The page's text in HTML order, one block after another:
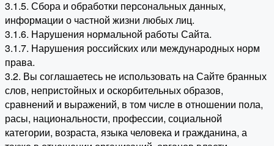
3.1.5. Сбора и обработки персональных данных,
информации о частной жизни любых лиц.
3.1.6. Нарушения нормальной работы Сайта.
3.1.7. Нарушения российских или международных норм
права.
3.2. Вы соглашаетесь не использовать на Сайте бранных
слов, непристойных и оскорбительных образов,
сравнений и выражений, в том числе в отношении пола,
расы, национальности, профессии, социальной
категории, возраста, языка человека и гражданина, а